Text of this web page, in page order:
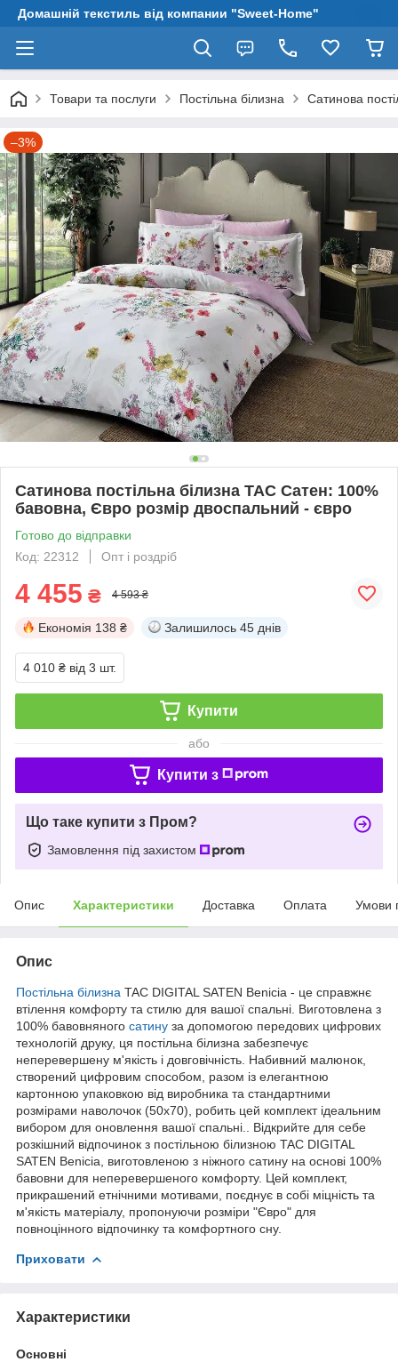
Домашній текстиль від компании "Sweet-Home"
Товари та послуги Постільна білизна Сатинова
–3%
Сатинова постільна білизна TAC Сатен: 100%
бавовна, Євро розмір двоспальний - євро
Готово до відправки
Код: 22312
Опт і роздріб
4 455 ₴ 4 593 ₴
Економія 138 ₴ Залишилось 45 днів
4 010 ₴ від 3 шт.
Купити
або
Купити з
Що таке купити з Пром?
Замовлення під захистом
Опис Характеристики Доставка Оплата Умови
Опис
Постільна білизна TAC DIGITAL SATEN Benicia - це справжнє
втілення комфорту та стилю для вашої спальні. Виготовлена з
100% бавовняного сатину за допомогою передових цифрових
технологій друку, ця постільна білизна забезпечує
неперевершену м'якість і довговічність. Набивний малюнок,
створений цифровим способом, разом із елегантною
картонною упаковкою від виробника та стандартними
розмірами наволочок (50x70), робить цей комплект ідеальним
вибором для оновлення вашої спальні.. Відкрийте для себе
розкішний відпочинок з постільною білизною TAC DIGITAL
SATEN Benicia, виготовленою з ніжного сатину на основі 100%
бавовни для неперевершеного комфорту. Цей комплект,
прикрашений етнічними мотивами, поєднує в собі міцність та
м'якість матеріалу, пропонуючи розміри "Євро" для
повноцінного відпочинку та комфортного сну.
Приховати
Характеристики
Основні